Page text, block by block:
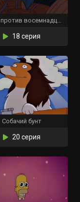
Гомер против восемнадцатой поправки
18 серия
Собачий бунт
20 серия